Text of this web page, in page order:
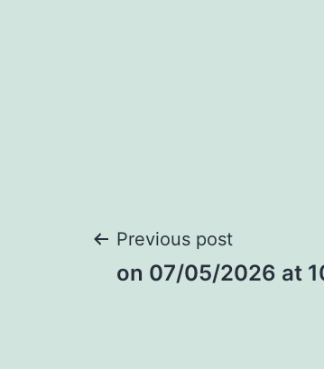
Post
Previous post
​on 07/05/2026 at